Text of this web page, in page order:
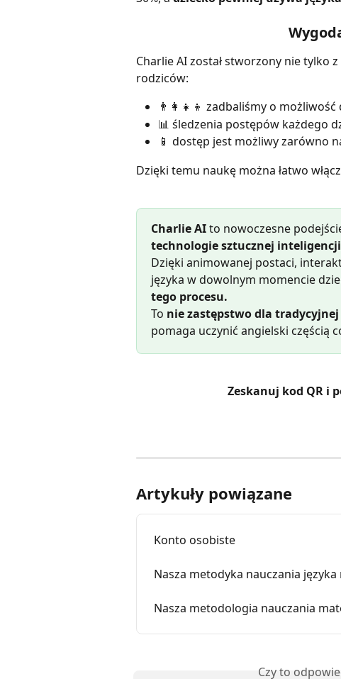
Charlie AI został stworzony nie tylko
rodziców:
👨‍👩‍👧‍👦 zadbaliśmy o
📊 śledzenia postępów każdego
📱 dostęp jest możliwy zarówno
Dzięki temu naukę można łatwo
Charlie AI to nowoczesne
technologie sztucznej
Dzięki animowanej postaci,
języka w dowolnym momencie
tego procesu.
To nie zastępstwo dla
pomaga uczynić angielski częścią
Zeskanuj kod QR i
Artykuły powiązane
Konto osobiste
Nasza metodyka nauczania
Nasza metodologia nauczania
Czy to